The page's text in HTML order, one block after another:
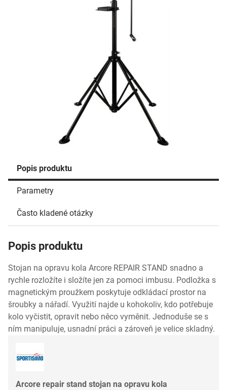
Popis produktu
Parametry
Často kladené otázky
Popis produktu
Stojan na opravu kola Arcore REPAIR STAND snadno a
rychle rozložíte i složíte jen za pomoci imbusu. Podložka s
magnetickým proužkem poskytuje odkládací prostor na
šroubky a nářadí. Využití najde u kohokoliv, kdo potřebuje
kolo vyčistit, opravit nebo něco vyměnit. Jednoduše se s
ním manipuluje, usnadní práci a zároveň je velice skladný.
Arcore repair stand stojan na opravu kola